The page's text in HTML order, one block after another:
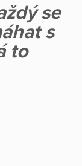
se
s
to